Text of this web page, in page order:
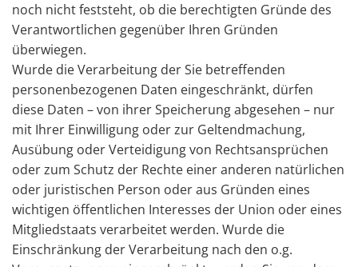
noch nicht feststeht, ob die berechtigten Gründe des
Verantwortlichen gegenüber Ihren Gründen
überwiegen.
Wurde die Verarbeitung der Sie betreffenden
personenbezogenen Daten eingeschränkt, dürfen
diese Daten – von ihrer Speicherung abgesehen – nur
mit Ihrer Einwilligung oder zur Geltendmachung,
Ausübung oder Verteidigung von Rechtsansprüchen
oder zum Schutz der Rechte einer anderen natürlichen
oder juristischen Person oder aus Gründen eines
wichtigen öffentlichen Interesses der Union oder eines
Mitgliedstaats verarbeitet werden. Wurde die
Einschränkung der Verarbeitung nach den o.g.